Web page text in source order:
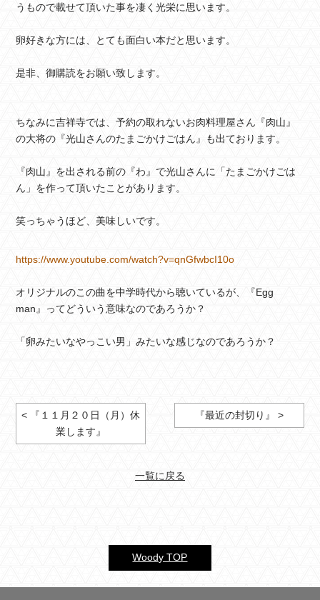
うもので載せて頂いた事を凄く光栄に思います。
卵好きな方には、とても面白い本だと思います。
是非、御購読をお願い致します。
ちなみに吉祥寺では、予約の取れないお肉料理屋さん『肉山』
の大将の『光山さんのたまごかけごはん』も出ております。
『肉山』を出される前の『わ』で光山さんに「たまごかけごは
ん」を作って頂いたことがあります。
笑っちゃうほど、美味しいです。
https://www.youtube.com/watch?v=qnGfwbcI10o
オリジナルのこの曲を中学時代から聴いているが、『Egg
man』ってどういう意味なのであろうか？
「卵みたいなやっこい男」みたいな感じなのであろうか？
< 『１１月２０日（月）休
業します』
『最近の封切り』 >
一覧に戻る
Woody TOP